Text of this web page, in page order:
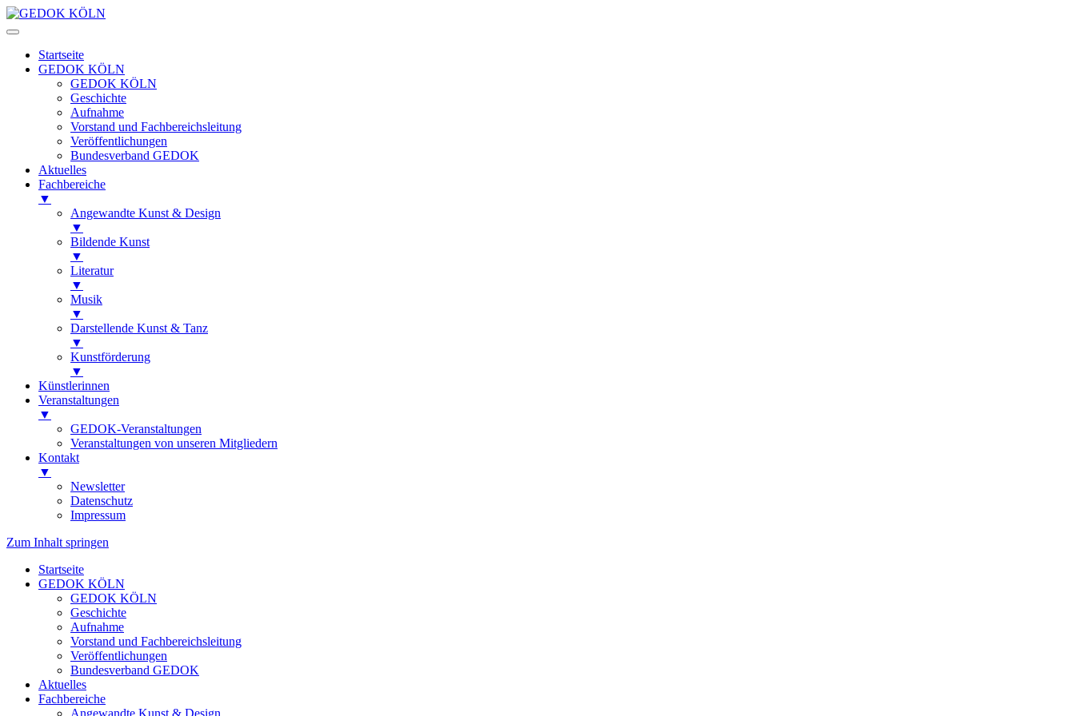
Startseite
GEDOK KÖLN
GEDOK KÖLN
Geschichte
Aufnahme
Vorstand und Fachbereichsleitung
Veröffentlichungen
Bundesverband GEDOK
Aktuelles
Fachbereiche
▼
Angewandte Kunst & Design
▼
Bildende Kunst
▼
Literatur
▼
Musik
▼
Darstellende Kunst & Tanz
▼
Kunstförderung
▼
Künstlerinnen
Veranstaltungen
▼
GEDOK-Veranstaltungen
Veranstaltungen von unseren Mitgliedern
Kontakt
▼
Newsletter
Datenschutz
Impressum
Zum Inhalt springen
Startseite
GEDOK KÖLN
GEDOK KÖLN
Geschichte
Aufnahme
Vorstand und Fachbereichsleitung
Veröffentlichungen
Bundesverband GEDOK
Aktuelles
Fachbereiche
Angewandte Kunst & Design